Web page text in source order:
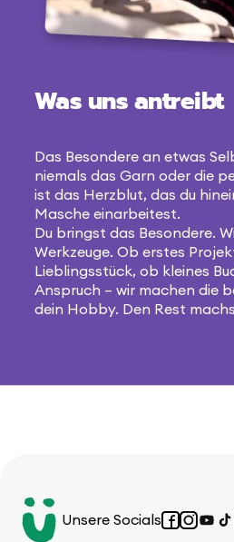
Was uns antreibt
Das Besondere an etwas
niemals das Garn oder die
ist das Herzblut, das du
Masche einarbeitest.
Du bringst das Besondere.
Werkzeuge. Ob erstes
Lieblingsstück, ob kleines
Anspruch – wir machen die
dein Hobby. Den Rest
Unsere SocialsFacebook